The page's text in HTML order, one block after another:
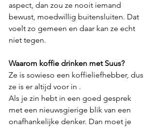
aspect, dan zou ze nooit iemand
bewust, moedwillig buitensluiten. Dat
voelt zo gemeen en daar kan ze echt
niet tegen.
Waarom koffie drinken met Suus?
Ze is sowieso een koffieliefhebber, dus
ze is er altijd voor in .
Als je zin hebt in een goed gesprek
met een nieuwsgierige blik van een
onafhankelijke denker. Dan moet je